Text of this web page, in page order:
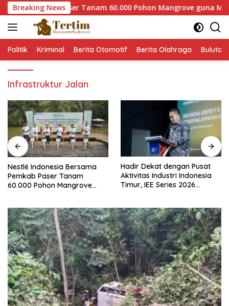
Langsung
ke
konten
Breaking News
Pemkab Paser Tanam 60.000 Pohon Mangrove guna
Politik Kriminal Berita Otomotif Berita Olahraga
Infrastruktur Jalan
Nestlé Indonesia Bersama
Pemkab Paser Tanam
60.000 Pohon Mangrove
Hadir Dekat dengan Pusat
Aktivitas Industri Indonesia
Timur, IEE Series 2026